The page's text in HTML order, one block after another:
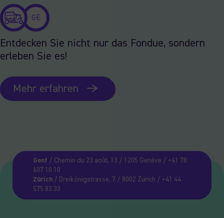
GE
Entdecken Sie nicht nur das Fondue, sondern
erleben Sie es!
Mehr erfahren
Genf / Chemin du 23 août, 13 / 1205 Genève / +41 78
607 10 10
Zürich/ Dreikönigstrasse, 7 / 8002 Zürich / +41 44
575 83 33